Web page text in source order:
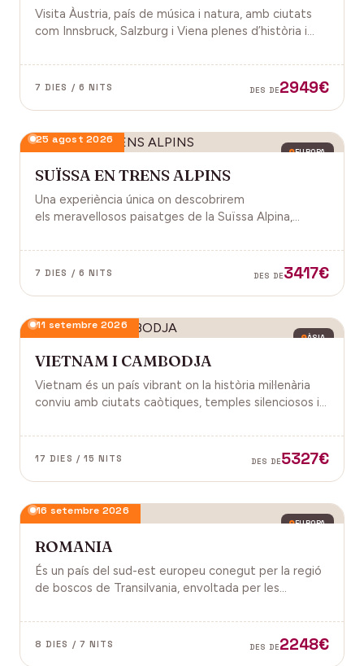
Visita Àustria, país de música i natura, amb ciutats
com Innsbruck, Salzburg i Viena plenes d’història i
7 DIES / 6 NITS DES DE2949€
EUROPA
25 agost 2026
SUÏSSA EN TRENS ALPINS
Una experiència única on descobrirem
els meravellosos paisatges de la Suïssa Alpina,
gastronomia i molt més!
7 DIES / 6 NITS DES DE3417€
ÀSIA
11 setembre 2026
VIETNAM I CAMBODJA
Vietnam és un país vibrant on la història mil·lenària
conviu amb ciutats caòtiques, temples silenciosos i
badies. Cambodja és un murmuri de selva i pedra
antiga, on els temples d'Angkor emergeixen entre
17 DIES / 15 NITS DES DE5327€
EUROPA
16 setembre 2026
ROMANIA
És un país del sud-est europeu conegut per la regió
de boscos de Transilvania, envoltada per les
segle XIV i el Castell de Peles.
8 DIES / 7 NITS DES DE2248€